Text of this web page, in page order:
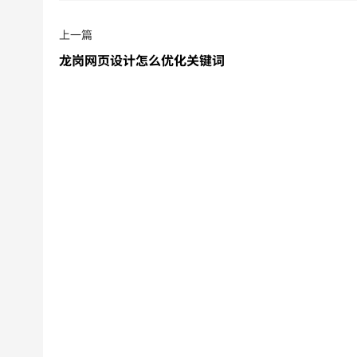
上一篇
龙岗网页设计怎么优化关键词